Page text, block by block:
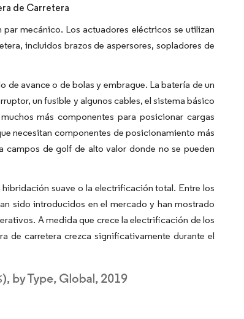
de Carretera
mecánico. Los actuadores eléctricos se utilizan
incluidos brazos de aspersores, sopladores de
de avance o de bolas y embrague. La batería de un
un fusible y algunos cables, el sistema básico
más componentes para posicionar cargas
necesitan componentes de posicionamiento más
de golf de alto valor donde no se pueden
suave o la electrificación total. Entre los
sido introducidos en el mercado y han mostrado
A medida que crece la electrificación de los
de carretera crezca significativamente durante el